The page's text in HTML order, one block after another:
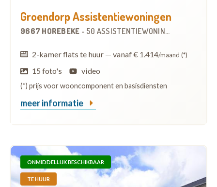
Groendorp Assistentiewoningen
9667 HOREBEKE - 50 ASSISTENTIEWONINGEN
2-kamer flats te huur — vanaf € 1.414/maand (*)
15 foto's video
(*) prijs voor wooncomponent en basisdiensten
meer informatie
ONMIDDELLIJK BESCHIKBAAR
TE HUUR